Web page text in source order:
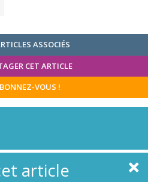
ASSOCIÉS
CET ARTICLE
VOUS !
article